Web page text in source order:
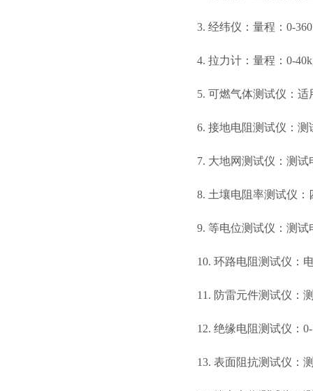
3. 经纬仪：量程：0-
4. 拉力计：量程：0-
5. 可燃气体测试仪：
6. 接地电阻测试仪：
7. 大地网测试仪：测
8. 土壤电阻率测试仪
9. 等电位测试仪：测
10. 环路电阻测试仪：
11. 防雷元件测试仪：
12. 绝缘电阻测试仪：
13. 表面阻抗测试仪：